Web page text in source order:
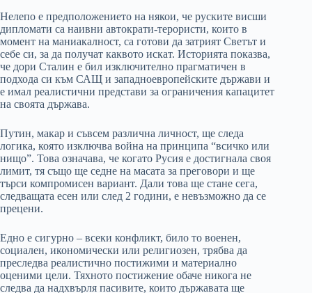
Нелепо е предположението на някои, че руските висши
дипломати са наивни автократи-терористи, които в
момент на маниакалност, са готови да затрият Светът и
себе си, за да получат каквото искат. Историята показва,
че дори Сталин е бил изключително прагматичен в
подхода си към САЩ и западноевропейските държави и
е имал реалистични представи за ограничения капацитет
на своята държава.
Путин, макар и съвсем различна личност, ще следа
логика, която изключва война на принципа “всичко или
нищо”. Това означава, че когато Русия е достигнала своя
лимит, тя също ще седне на масата за преговори и ще
търси компромисен вариант. Дали това ще стане сега,
следващата есен или след 2 години, е невъзможно да се
прецени.
Едно е сигурно – всеки конфликт, било то военен,
социален, икономически или религиозен, трябва да
преследва реалистично постижими и материално
оценими цели. Тяхното постижение обаче никога не
следва да надхвърля пасивите, които държавата ще